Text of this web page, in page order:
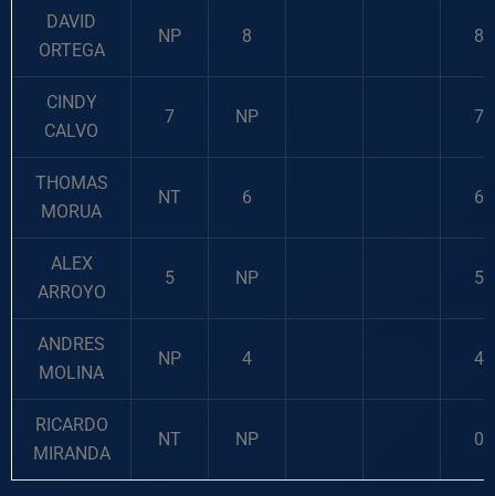
DAVID
ORTEGA
NP 8 8
CINDY
CALVO
7 NP 7
THOMAS
MORUA
NT 6 6
ALEX
ARROYO
5 NP 5
ANDRES
MOLINA
NP 4 4
RICARDO
MIRANDA
NT NP 0